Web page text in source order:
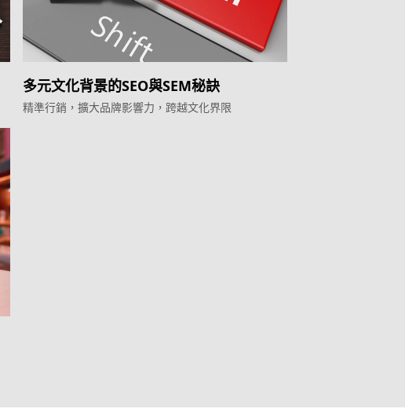
多元文化背景的SEO與SEM秘訣
精準行銷，擴大品牌影響力，跨越文化界限